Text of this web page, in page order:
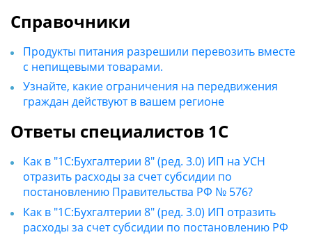
Справочники
Продукты питания разрешили перевозить вместе
с непищевыми товарами.
Узнайте, какие ограничения на передвижения
граждан действуют в вашем регионе
Ответы специалистов 1С
Как в "1С:Бухгалтерии 8" (ред. 3.0) ИП на УСН
отразить расходы за счет субсидии по
постановлению Правительства РФ № 576?
Как в "1С:Бухгалтерии 8" (ред. 3.0) ИП отразить
расходы за счет субсидии по постановлению РФ